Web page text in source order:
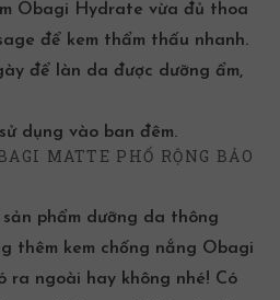
Obagi Hydrate vừa đủ thoa
để kem thẩm thấu nhanh.
để làn da được dưỡng ẩm,
dụng vào ban đêm.
MATTE PHỔ RỘNG BẢO
phẩm dưỡng da thông
thêm kem chống nắng Obagi
ra ngoài hay không nhé! Có